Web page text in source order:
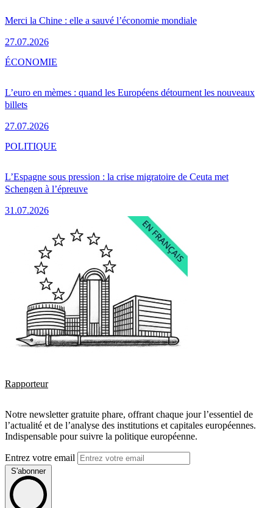
Merci la Chine : elle a sauvé l’économie mondiale
27.07.2026
L’euro en mèmes : quand les Européens détournent les nouveaux
billets
27.07.2026
ÉCONOMIE
L’Espagne sous pression : la crise migratoire de Ceuta met
Schengen à l’épreuve
31.07.2026
POLITIQUE
Rapporteur
Notre newsletter gratuite phare, offrant chaque jour l’essentiel de
l’actualité et de l’analyse des institutions et capitales européennes.
Indispensable pour suivre la politique européenne.
Entrez votre email
S'abonner